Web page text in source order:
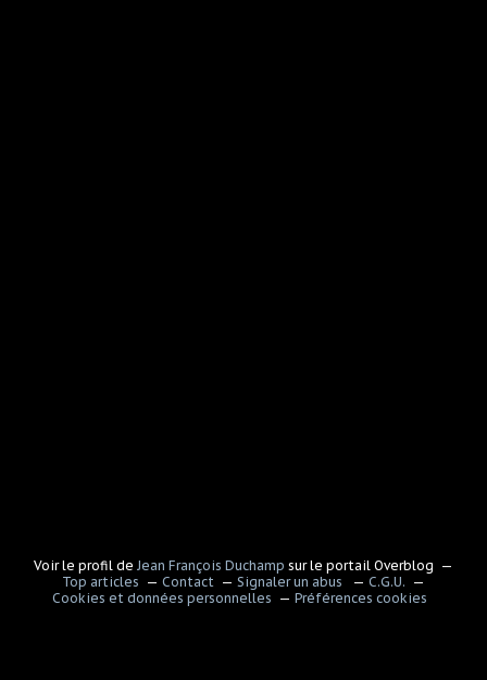
Voir le profil de Jean François Duchamp sur le portail Overblog
Top articles
Contact Signaler un abus
C.G.U.
Cookies et données personnelles
Préférences cookies